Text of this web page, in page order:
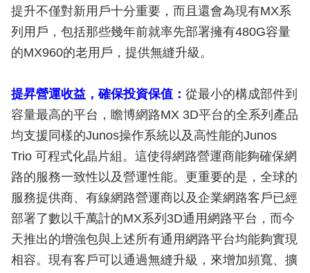
提升不僅對新用戶十分重要，而且還會為現有MX系
列用戶，包括那些幾年前就率先部署擁有480G容量
的MX960的老用戶，提供無縫升級。
提昇營運收益，確保投資保值： 從最小的構成部件到
容量最高的平台，瞻博網路MX 3D平台的全系列產品
均支援同樣的Junos操作系統以及高性能的Junos
Trio 可程式化晶片組。這使得網路營運商能夠確保網
路的服務一致性以及營運性能。更重要的是，全球的
服務提供商、有線網路營運商以及企業網路客戶已經
部署了數以千萬計的MX系列3D通用網路平台，而今
天推出的增強包與上述所有通用網路平台均能夠實現
相容。現有客戶可以通過無縫升級，來增加頻寬、擴